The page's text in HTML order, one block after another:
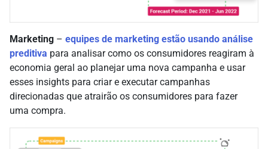
Marketing – equipes de marketing estão usando análise
preditiva para analisar como os consumidores reagiram à
economia geral ao planejar uma nova campanha e usar
esses insights para criar e executar campanhas
direcionadas que atrairão os consumidores para fazer
uma compra.